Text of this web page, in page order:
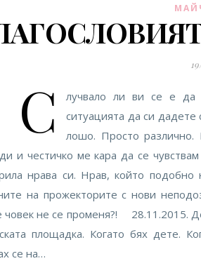
С
лучвало ли ви се е да
ситуацията да си дадете
лошо. Просто различно.
и честичко ме кара да се
нрава си. Нрав, който
на прожекторите с нови
човек не се променя?! 28.11.2015.
площадка. Когато бях дете.
се на…